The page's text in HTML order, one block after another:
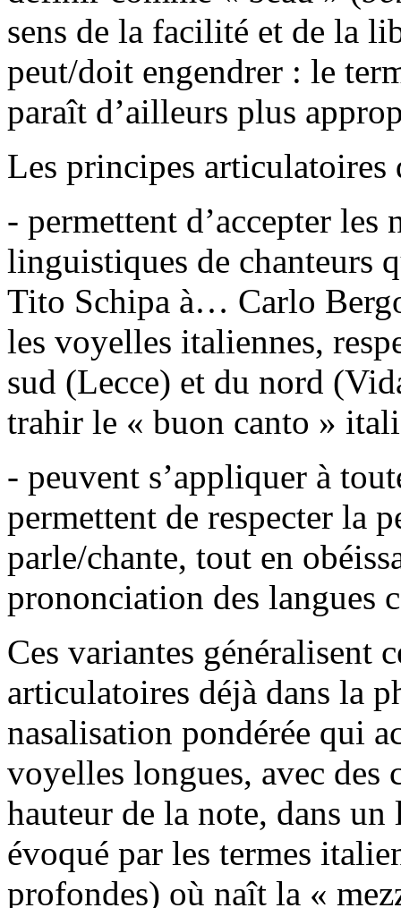
sens de la facilité et de la
peut/doit engendrer : le
paraît d’ailleurs plus
Les principes
- permettent d’accepter les
linguistiques de chanteurs
Tito Schipa à… Carlo
les voyelles italiennes,
sud (Lecce) et du nord
trahir le « buon canto »
- peuvent s’appliquer à
permettent de respecter la
parle/chante, tout en
prononciation des langues
Ces variantes généralisent
articulatoires déjà dans la
nasalisation pondérée qui
voyelles longues, avec des
hauteur de la note, dans
évoqué par les termes
profondes) où naît la «